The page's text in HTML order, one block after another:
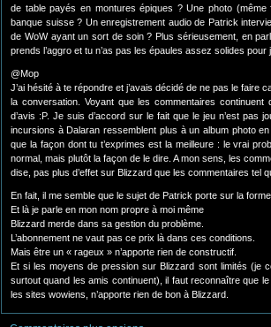
de table payés en montures épiques ? Une photo (même
banque suisse ? Un enregistrement audio de Patrick
de WoW ayant un sort de soin ? Plus sérieusement, en
prends l’aggro et tu n’as pas les épaules assez solides pour
@Mop
J’ai hésité à te répondre et j’avais décidé de ne pas le faire
la conversation. Voyant que les commentaires continuent
d’avis :P. Je suis d’accord sur le fait que le jeu n’est pas
incursions à Dalaran ressemblent plus à un album photo
que la façon dont tu t’exprimes est la meilleure : le vrai
normal, mais plutôt la façon de le dire. A mon sens, les
dise, pas plus d’effet sur Blizzard que les commentaires tel
En fait, il me semble que le sujet de Patrick porte sur la
Et là je parle en mon nom propre à moi même
Blizzard merde dans sa gestion du problème.
L’abonnement ne vaut pas ce prix là dans ces conditions.
Mais être un « rageux » n’apporte rien de constructif.
Et si les moyens de pression sur Blizzard sont limités (je
surtout quand les amis continuent), il faut reconnaître que
les sites wowiens, n’apporte rien de bon à Blizzard.